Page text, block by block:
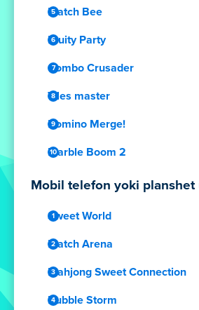
Match Bee
Fruity Party
Combo Crusader
Tiles master
Domino Merge!
Marble Boom 2
Mobil telefon yoki planshet
Sweet World
Match Arena
Mahjong Sweet Connection
Bubble Storm